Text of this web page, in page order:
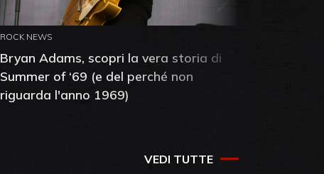
ROCK NEWS
Bryan Adams, scopri la vera storia di
Summer of ‘69 (e del perché non
riguarda l'anno 1969)
VEDI TUTTE